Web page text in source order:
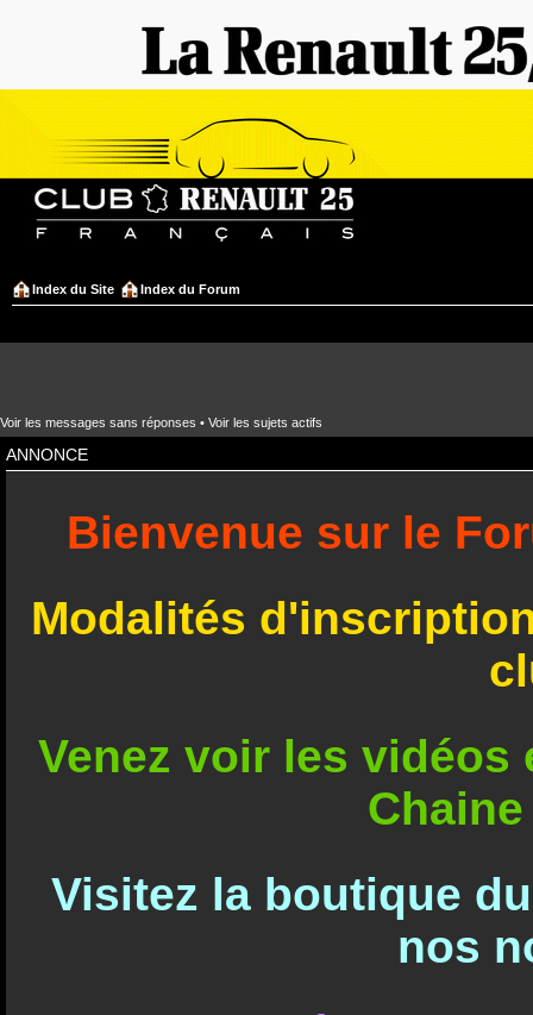
Index du Site Index du Forum
Voir les messages sans réponses • Voir les sujets actifs
ANNONCE
Bienvenue sur le
Modalités
Venez voir les
Visitez la boutique
nos